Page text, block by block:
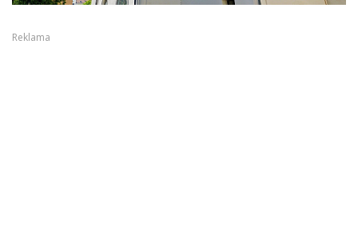
Reklama